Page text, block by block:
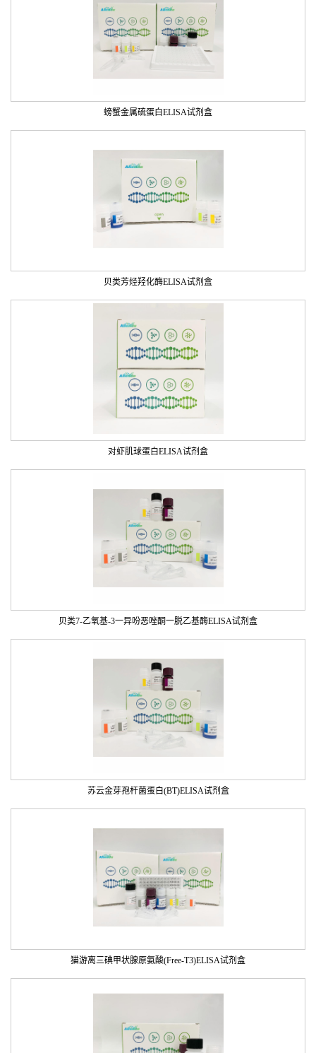
螃蟹金属硫蛋白ELISA试剂盒
贝类芳烃羟化酶ELISA试剂盒
对虾肌球蛋白ELISA试剂盒
贝类7-乙氧基-3一异吩恶唑酮一脱乙基酶ELISA试剂盒
苏云金芽孢杆菌蛋白(BT)ELISA试剂盒
猫游离三碘甲状腺原氨酸(Free-T3)ELISA试剂盒